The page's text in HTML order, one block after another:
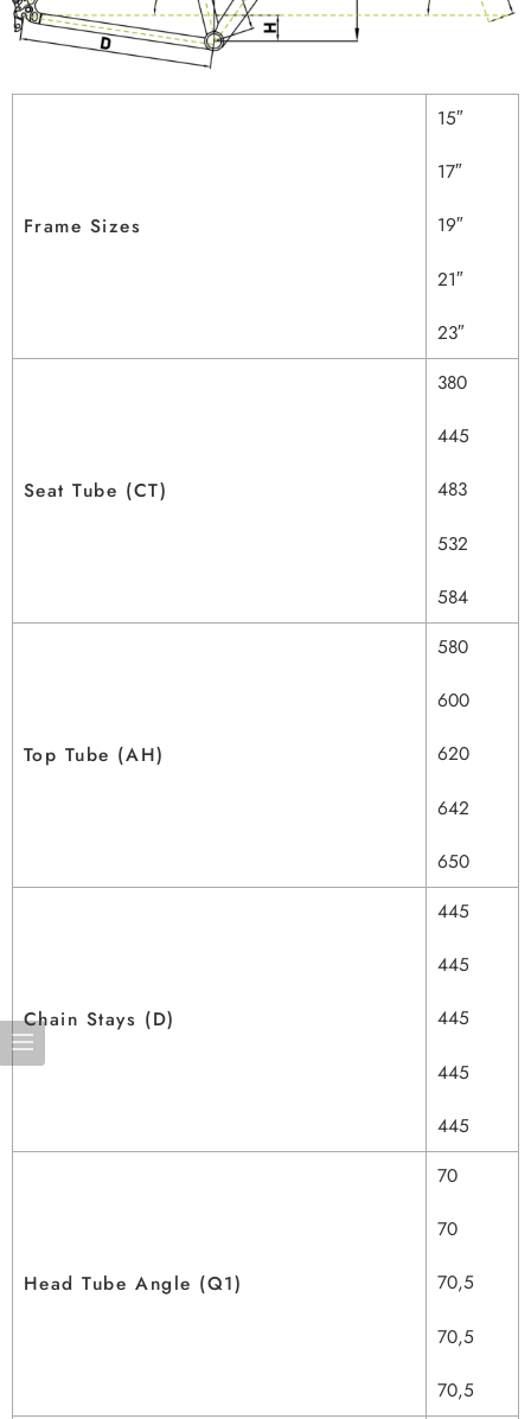
Frame Sizes
15″
17″
19″
21″
23″
Seat Tube (CT)
380
445
483
532
584
Top Tube (AH)
580
600
620
642
650
Chain Stays (D)
445
445
445
445
445
Head Tube Angle (Q1)
70
70
70,5
70,5
70,5